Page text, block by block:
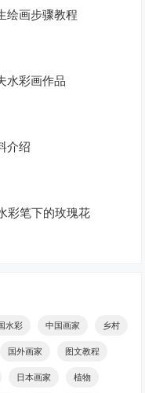
绘画步骤教程
水彩画作品
介绍
彩笔下的玫瑰花
水彩 中国画家 乡村
国外画家 图文教程
日本画家 植物